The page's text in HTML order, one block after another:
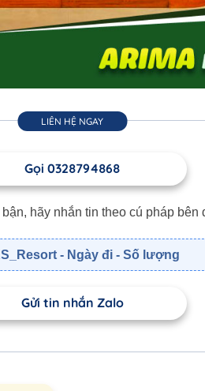
LIÊN HỆ NGAY
Gọi 0328794868
hãy nhắn tin theo cú pháp
- Ngày đi - Số lượng
Gửi tin nhắn Zalo